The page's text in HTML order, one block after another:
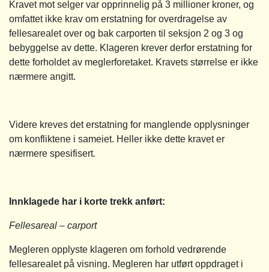
Kravet mot selger var opprinnelig på 3 millioner kroner, og
omfattet ikke krav om erstatning for overdragelse av
fellesarealet over og bak carporten til seksjon 2 og 3 og
bebyggelse av dette. Klageren krever derfor erstatning for
dette forholdet av meglerforetaket. Kravets størrelse er ikke
nærmere angitt.
Videre kreves det erstatning for manglende opplysninger
om konfliktene i sameiet. Heller ikke dette kravet er
nærmere spesifisert.
Innklagede har i korte trekk anført:
Fellesareal – carport
Megleren opplyste klageren om forhold vedrørende
fellesarealet på visning. Megleren har utført oppdraget i